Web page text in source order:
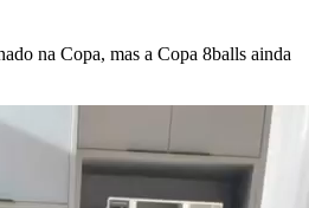
na Copa, mas a Copa 8balls ainda